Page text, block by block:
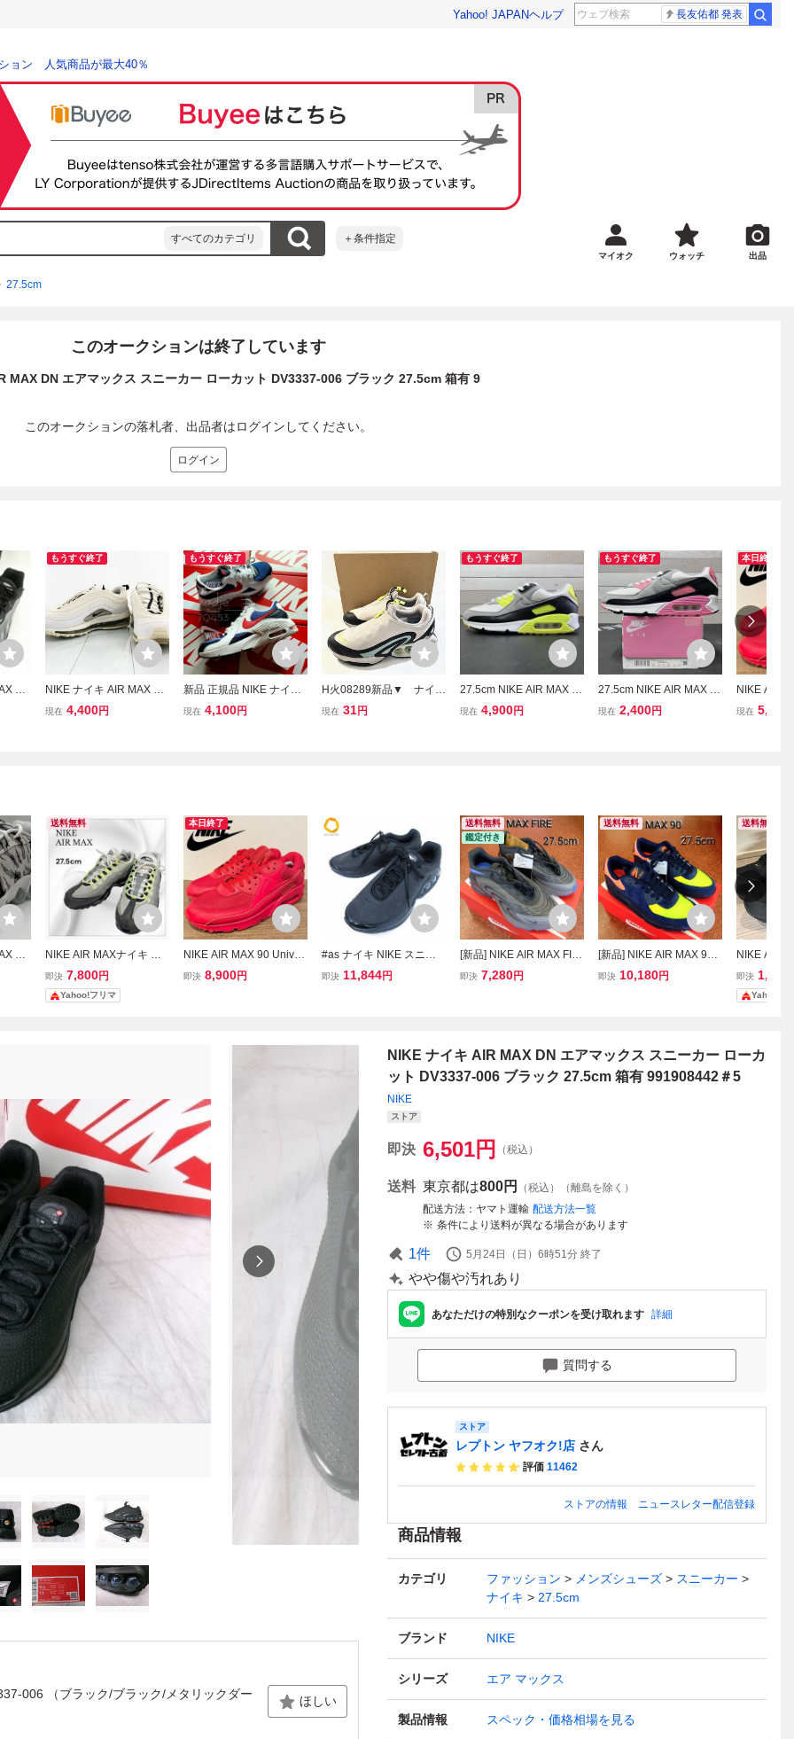
Yahoo! JAPANヘルプ 長友佑都 発表
ョン 人気商品が最大40％
すべてのカテゴリ ＋条件指定
マイオク ウォッチ 出品
27.5cm
このオークションは終了しています
MAX DN エアマックス スニーカー ローカット DV3337-006 ブラック 27.5cm 箱有 9
このオークションの落札者、出品者はログインしてください。
ログイン
DN
もうすぐ終了
NIKE ナイキ AIR MAX 97
エアマックス 921733-10
現在 4,400円
もうすぐ終了
新品 正規品 NIKE ナイキ
AIR MAX EXCEE エアマ
現在 4,100円
H火08289新品▼ ナイ
キ NIKE エア マックス
現在 31円
もうすぐ終了
27.5cm NIKE AIR MAX 90
VOLT CD0881-103 ナイ
現在 4,900円
もうすぐ終了
27.5cm NIKE AIR MAX 90
WHITE BLACK PINK CD0
現在 2,400円
本日終了
NIKE AIR
sity Red ナ
現在 5,900
DN
送料無料
NIKE AIR MAXナイキ エ
アマックス 27.5cm メン
ズ スニーカー
即決 7,800円
Yahoo!フリマ
本日終了
NIKE AIR MAX 90 Univer
sity Red ナイキ エア マッ
即決 8,900円
#as ナイキ NIKE スニー
カー 27.5cm 黒 エアマッ
即決 11,844円
送料無料
鑑定付き
[新品] NIKE AIR MAX FIR
E ナイキ エアマックス フ
即決 7,280円
送料無料
[新品] NIKE AIR MAX 90
ナイキ エアマックス 90
即決 10,180円
送料無料
NIKE AIR
トスニーカ
ス IVO
11
即決 1,800
Yahoo!フ
006 （ブラック/ブラック/メタリックダー ほしい
NIKE ナイキ AIR MAX DN エアマックス スニーカー ローカ
ット DV3337-006 ブラック 27.5cm 箱有 991908442＃5
NIKE
ストア
即決 6,501円 （税込）
送料 東京都は800円
（税込）（離島を除く）
配送方法
ヤマト運輸 配送方法一覧
条件により送料が異なる場合があります
1件 5月24日（日）6時51分 終了
やや傷や汚れあり
あなただけの特別なクーポンを受け取れます 詳細
質問する
ストア
レプトン ヤフオク!店 さん
評価 11462
ストアの情報 ニュースレター配信登録
商品情報
カテゴリ ファッション メンズシューズ
スニーカー
ナイキ
27.5cm
ブランド NIKE
シリーズ エア マックス
製品情報 スペック・価格相場を見る